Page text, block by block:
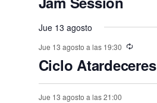
Jue 13 agosto
Jue 13 agosto a las 19:30
Ciclo Atardeceres
Jue 13 agosto a las 21:00